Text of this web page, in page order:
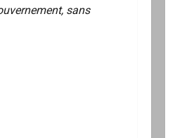
sans